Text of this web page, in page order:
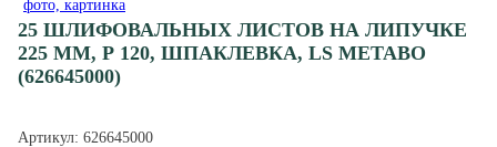
25 ШЛИФОВАЛЬНЫХ ЛИСТОВ НА ЛИПУЧКЕ
225 ММ, Р 120, ШПАКЛЕВКА, LS METABO
(626645000)
Артикул: 626645000